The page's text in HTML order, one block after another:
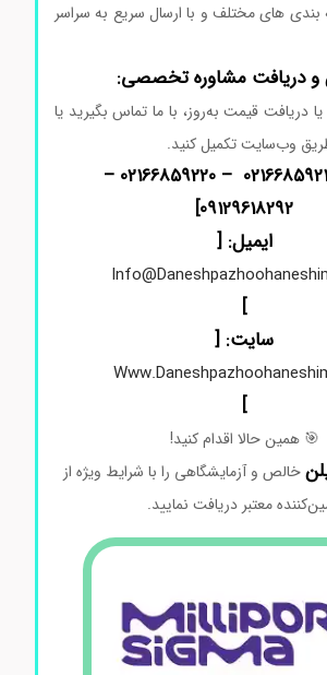
های مختلف وباارسالسریعبه سراسر
دریافتمشاورهتخصصی:
قیمتبه‌روز،باماتماسبگیریدیا
وب‌سایتتکمیلکنید.
تلفن: [02166859216 – 02166859220 –
09129618292
]
ایمیل: [
سایت: [
همینحالااقدامکنید!
خالصوآزمایشگاهیراباشرایطویژهاز
معتبردریافتنمایید.